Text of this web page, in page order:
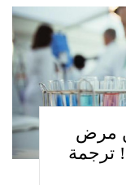
مرض
ترجمة